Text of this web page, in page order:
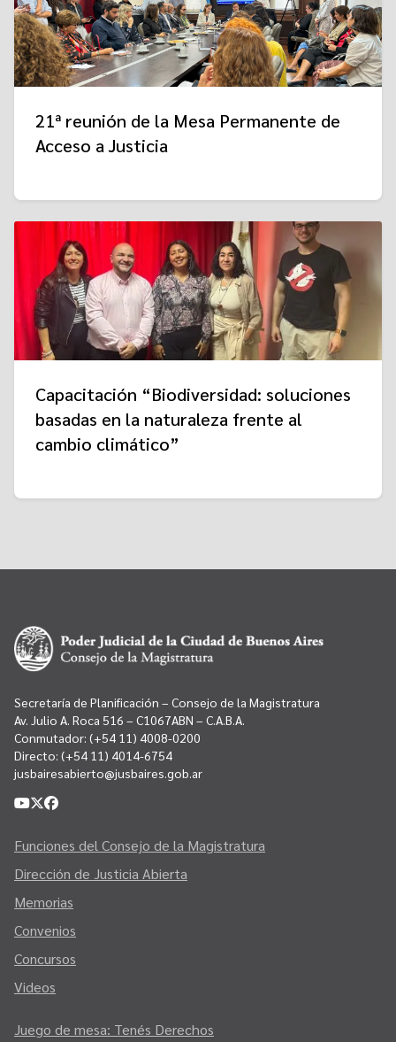
21ª reunión de la Mesa Permanente de
Acceso a Justicia
Capacitación “Biodiversidad: soluciones
basadas en la naturaleza frente al
cambio climático”
Secretaría de Planificación – Consejo de la Magistratura
Av. Julio A. Roca 516 – C1067ABN – C.A.B.A.
Conmutador: (+54 11) 4008-0200
Directo: (+54 11) 4014-6754
jusbairesabierto@jusbaires.gob.ar
Funciones del Consejo de la Magistratura
Dirección de Justicia Abierta
Memorias
Convenios
Concursos
Videos
Juego de mesa: Tenés Derechos